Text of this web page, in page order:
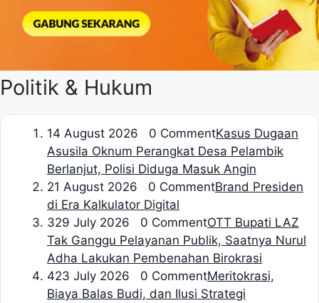
Politik & Hukum
14 August 2026 0 CommentKasus Dugaan
Asusila Oknum Perangkat Desa Pelambik
Berlanjut, Polisi Diduga Masuk Angin
21 August 2026 0 CommentBrand Presiden
di Era Kalkulator Digital
329 July 2026 0 CommentOTT Bupati LAZ
Tak Ganggu Pelayanan Publik, Saatnya Nurul
Adha Lakukan Pembenahan Birokrasi
423 July 2026 0 CommentMeritokrasi,
Biaya Balas Budi, dan Ilusi Strategi